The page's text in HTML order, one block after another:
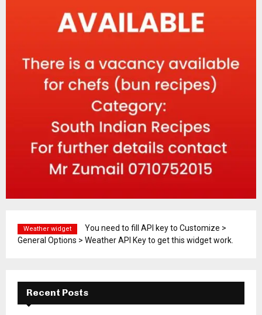
Weather widget
You need to fill API key to Customize >
General Options > Weather API Key to get this widget work.
Recent Posts